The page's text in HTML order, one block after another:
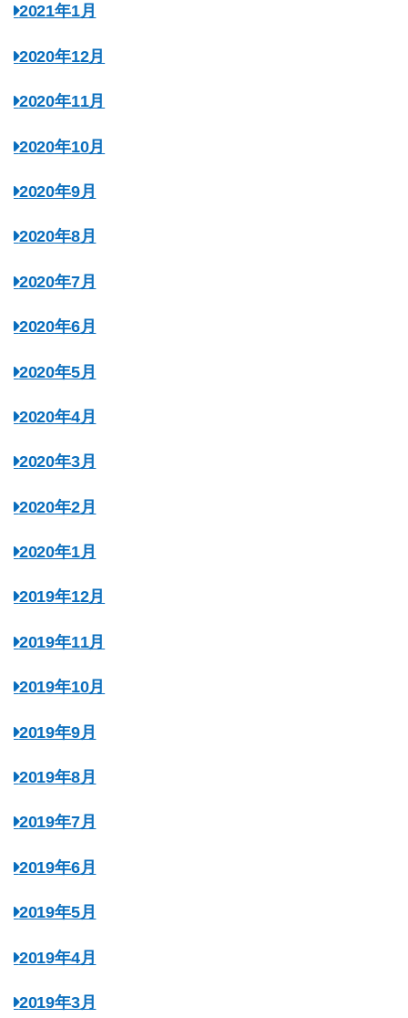
2021年1月
2020年12月
2020年11月
2020年10月
2020年9月
2020年8月
2020年7月
2020年6月
2020年5月
2020年4月
2020年3月
2020年2月
2020年1月
2019年12月
2019年11月
2019年10月
2019年9月
2019年8月
2019年7月
2019年6月
2019年5月
2019年4月
2019年3月